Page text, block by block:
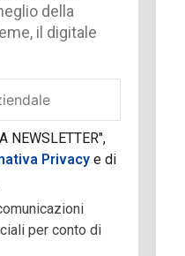
della
il digitale
NEWSLETTER",
Privacye di
per conto di